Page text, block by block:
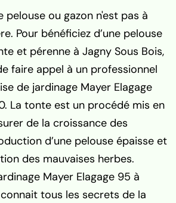
ou gazon n'est pas à
Pour bénéficiez d’une pelouse
et pérenne à Jagny Sous Bois,
faire appel à un professionnel
de jardinage Mayer Elagage
La tonte est un procédé mis en
de la croissance des
d’une pelouse épaisse et
des mauvaises herbes.
Mayer Elagage 95 à
tous les secrets de la